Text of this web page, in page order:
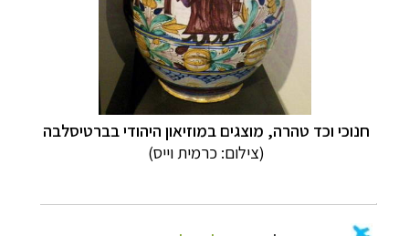
חנוכי וכד טהרה, מוצגים במוזיאון היהודי בברטיסלבה
(צילום: כרמית וייס)